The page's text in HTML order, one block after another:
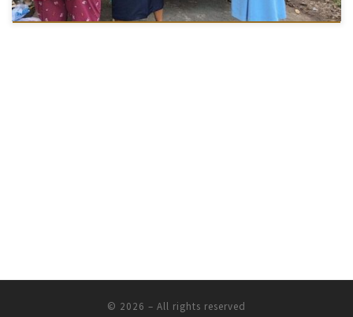
© 2026 – All rights reserved